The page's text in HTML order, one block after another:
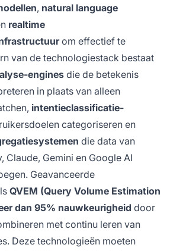
, natural language
realtime
om effectief te
van de technologiestack bestaat
engines die de betekenis
in plaats van alleen
intentieclassificatie-
categoriseren en
die data van
Claude, Gemini en Google AI
Geavanceerde
QVEM (Query Volume Estimation
dan 95% nauwkeurigheid door
met continu leren van
Deze technologieën moeten